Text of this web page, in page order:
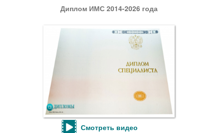
Диплом ИМС 2014-2026 года
Смотреть видео